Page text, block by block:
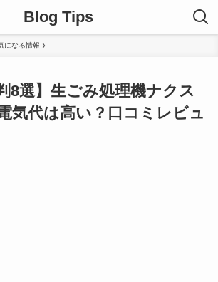
Blog Tips
になる情報
8選】生ごみ処理機ナクス
気代は高い？口コミレビュ